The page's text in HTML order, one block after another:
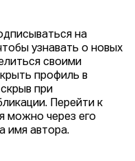
на
узнавать о новых
своими
профиль в
при
Перейти к
можно через его
имя автора.